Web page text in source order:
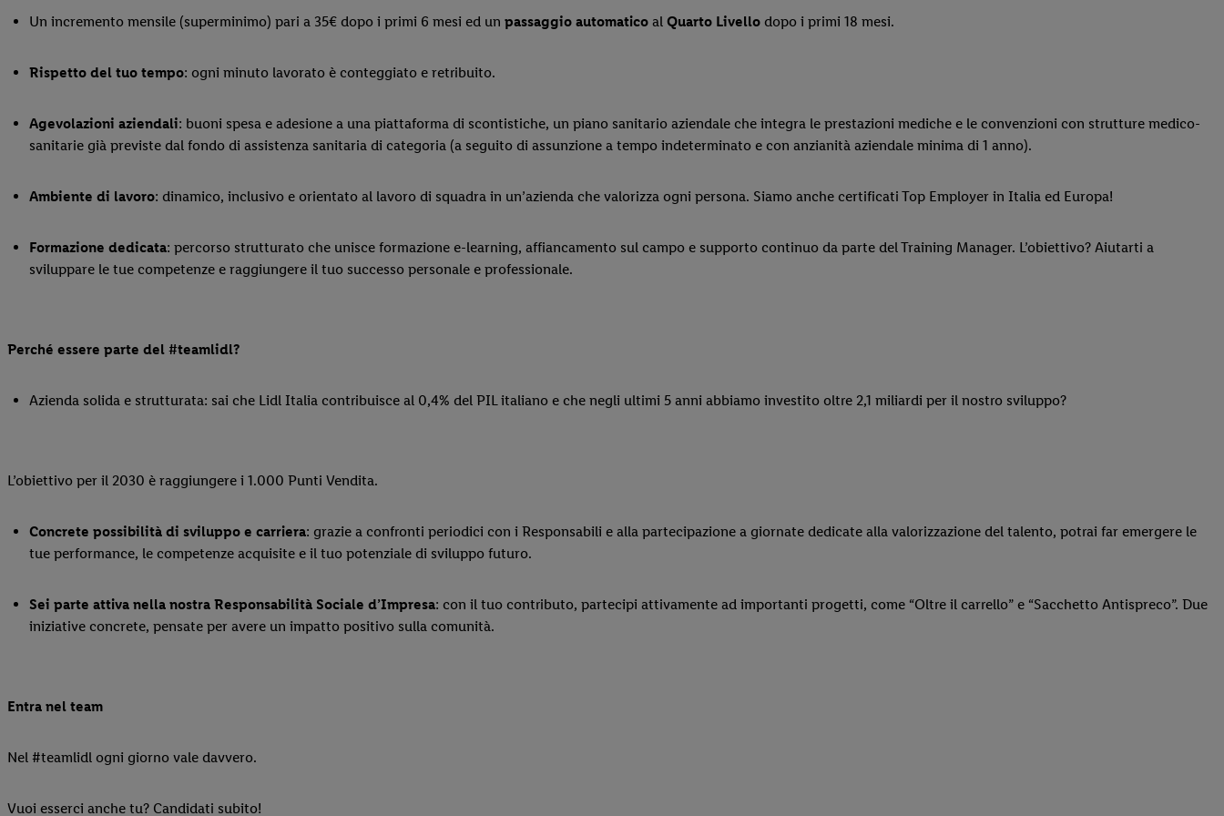
Un incremento mensile (superminimo) pari a 35€ dopo i primi 6 mesi ed un passaggio automatico al Quarto Livello dopo i primi 18 mesi.
Rispetto del tuo tempo: ogni minuto lavorato è conteggiato e retribuito.
Agevolazioni aziendali: buoni spesa e adesione a una piattaforma di scontistiche, un piano sanitario aziendale che integra le prestazioni mediche e le convenzioni con strutture medico-
sanitarie già previste dal fondo di assistenza sanitaria di categoria (a seguito di assunzione a tempo indeterminato e con anzianità aziendale minima di 1 anno).
Ambiente di lavoro: dinamico, inclusivo e orientato al lavoro di squadra in un’azienda che valorizza ogni persona. Siamo anche certificati Top Employer in Italia ed Europa!
Formazione dedicata: percorso strutturato che unisce formazione e-learning, affiancamento sul campo e supporto continuo da parte del Training Manager. L’obiettivo? Aiutarti a
sviluppare le tue competenze e raggiungere il tuo successo personale e professionale.
Perché essere parte del #teamlidl?
Azienda solida e strutturata: sai che Lidl Italia contribuisce al 0,4% del PIL italiano e che negli ultimi 5 anni abbiamo investito oltre 2,1 miliardi per il nostro sviluppo?
L’obiettivo per il 2030 è raggiungere i 1.000 Punti Vendita.
Concrete possibilità di sviluppo e carriera: grazie a confronti periodici con i Responsabili e alla partecipazione a giornate dedicate alla valorizzazione del talento, potrai far emergere le
tue performance, le competenze acquisite e il tuo potenziale di sviluppo futuro.
Sei parte attiva nella nostra Responsabilità Sociale d’Impresa: con il tuo contributo, partecipi attivamente ad importanti progetti, come “Oltre il carrello” e “Sacchetto Antispreco”. Due
iniziative concrete, pensate per avere un impatto positivo sulla comunità.
Entra nel team
Nel #teamlidl ogni giorno vale davvero.
Vuoi esserci anche tu? Candidati subito!